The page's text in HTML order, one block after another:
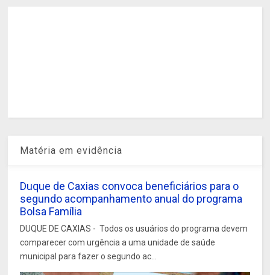
Matéria em evidência
Duque de Caxias convoca beneficiários para o
segundo acompanhamento anual do programa
Bolsa Família
DUQUE DE CAXIAS - Todos os usuários do programa devem
comparecer com urgência a uma unidade de saúde
municipal para fazer o segundo ac...